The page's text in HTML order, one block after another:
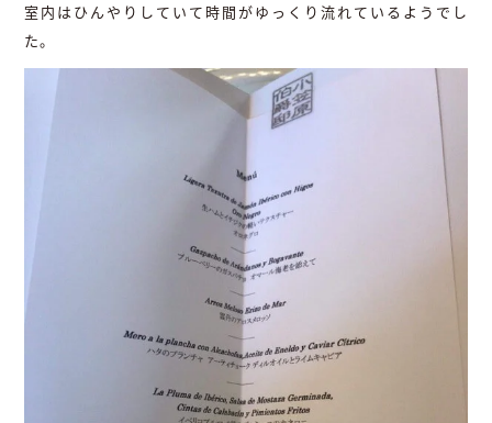
室内はひんやりしていて時間がゆっくり流れているようでし
た。